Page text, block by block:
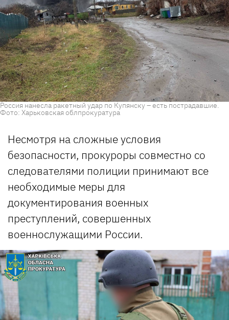
Россия нанесла ракетный удар по Купянску – есть пострадавшие.
Фото: Харьковская облпрокуратура
Несмотря на сложные условия
безопасности, прокуроры совместно со
следователями полиции принимают все
необходимые меры для
документирования военных
преступлений, совершенных
военнослужащими России.